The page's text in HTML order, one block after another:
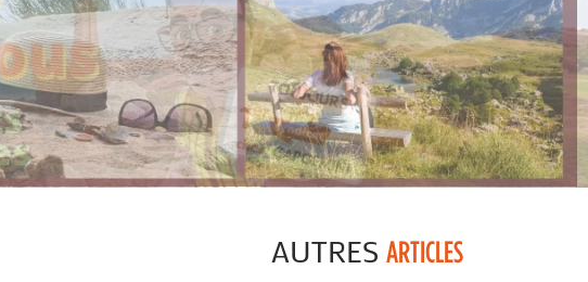
AUTRES ARTICLES